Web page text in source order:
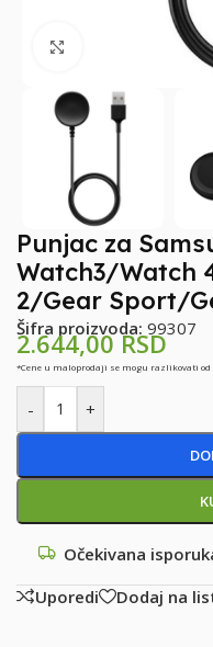
Klikni za uvećanje
Punjac za
Watch3/Watch
2/Gear Sport/
Šifra proizvoda: 99307
2.644,00RSD
*Cene u maloprodaji se mogu razlikovati od
- +
Očekivana
Uporedi
Dodaj na